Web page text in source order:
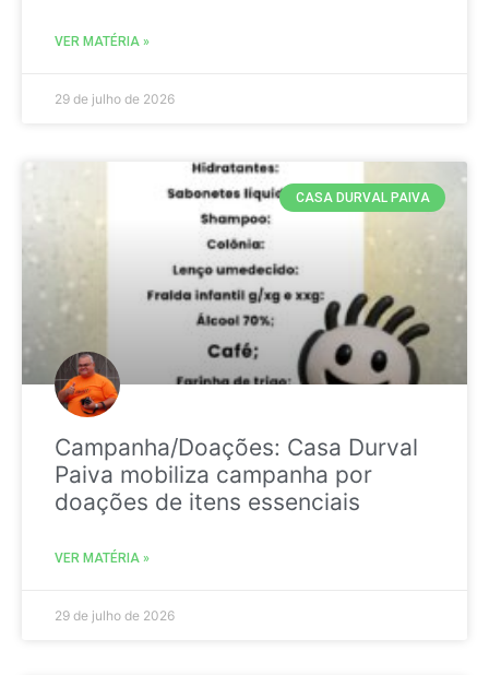
VER MATÉRIA »
29 de julho de 2026
CASA DURVAL PAIVA
Campanha/Doações: Casa Durval
Paiva mobiliza campanha por
doações de itens essenciais
VER MATÉRIA »
29 de julho de 2026